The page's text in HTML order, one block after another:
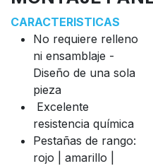
CARACTERISTICAS
No requiere relleno
ni ensamblaje -
Diseño de una sola
pieza
Excelente
resistencia química
Pestañas de rango:
rojo | amarillo |